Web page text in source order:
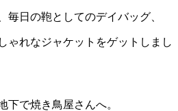
毎日の鞄としてのデイバッグ、
ゃれなジャケットをゲットしまし
下で焼き鳥屋さんへ。